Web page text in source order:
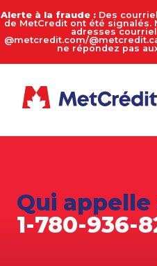
Alerte à la fraude : Des
de MetCredit ont été
adresses
@metcredit.com/
ne répondez pas
Qui appelle
1-780-936-